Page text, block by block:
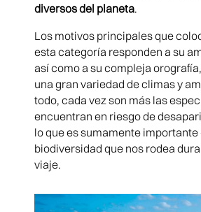
diversos del planeta.
Los motivos principales que
esta categoría responden a su
así como a su compleja
una gran variedad de climas y
todo, cada vez son más las
encuentran en riesgo de
lo que es sumamente importante
biodiversidad que nos rodea
viaje.